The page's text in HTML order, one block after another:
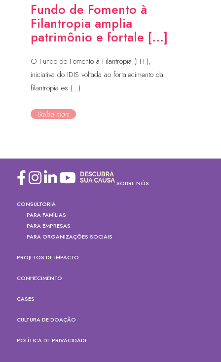
Fundo de Fomento à
Filantropia amplia
patrimônio e fortale [...]
O Fundo de Fomento à Filantropia (FFF),
iniciativa do IDIS voltada ao fortalecimento da
filantropia es (...)
Saiba mais
SOBRE NÓS
CONSULTORIA
PARA FAMÍLIAS
PARA EMPRESAS
PARA ORGANIZAÇÕES SOCIAIS
PROJETOS DE IMPACTO
CONHECIMENTO
CASES
CULTURA DE DOAÇÃO
POLÍTICA DE PRIVACIDADE